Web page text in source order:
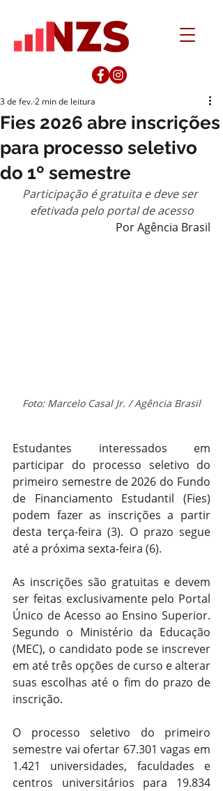
Fies 2026 abre inscrições
para processo seletivo
do 1º semestre
3 de fev.2 min de leitura
Participação é gratuita e deve ser
efetivada pelo portal de acesso
Por Agência Brasil
Foto: Marcelo Casal Jr. / Agência Brasil
Estudantes interessados em
participar do processo seletivo do
primeiro semestre de 2026 do Fundo
de Financiamento Estudantil (Fies)
podem fazer as inscrições a partir
desta terça-feira (3). O prazo segue
até a próxima sexta-feira (6).
As inscrições são gratuitas e devem
ser feitas exclusivamente pelo Portal
Único de Acesso ao Ensino Superior.
Segundo o Ministério da Educação
(MEC), o candidato pode se inscrever
em até três opções de curso e alterar
suas escolhas até o fim do prazo de
inscrição.
O processo seletivo do primeiro
semestre vai ofertar 67.301 vagas em
1.421 universidades, faculdades e
centros universitários para 19.834